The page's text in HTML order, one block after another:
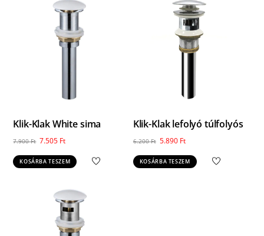
Klik-Klak White sima
7.900Ft Original
price
was:
7.505 FtCurrent
price
is:
KOSÁRBA TESZEM
Klik-Klak lefolyó túlfolyós
6.200Ft Original
price
was:
5.890 FtCurrent
price
is:
KOSÁRBA TESZEM